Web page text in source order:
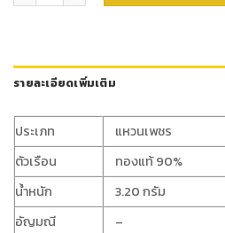
รายละเอียดเพิ่มเติม
ประเภท
แหวนเพชร
ตัวเรือน
ทองแท้ 90%
น้ำหนัก
3.20 กรัม
อัญมณี
–